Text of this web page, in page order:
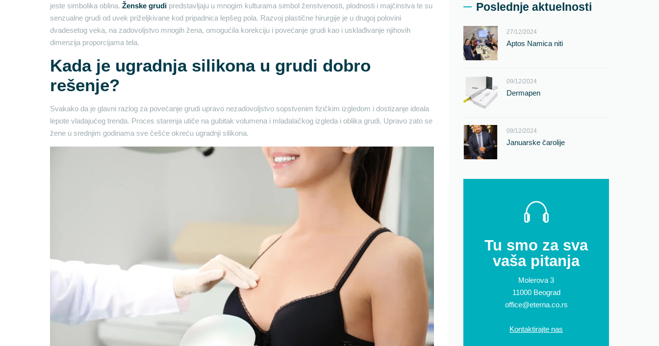
jeste simbolika oblina. Ženske grudi predstavljaju u mnogim kulturama simbol ženstvenosti, plodnosti i majčinstva te su
senzualne grudi od uvek priželjkivane kod pripadnica lepšeg pola. Razvoj plastične hirurgije je u drugoj polovini
dvadesetog veka, na zadovoljstvo mnogih žena, omogućila korekciju i povećanje grudi kao i usklađivanje njihovih
dimenzija proporcijama tela.
Kada je ugradnja silikona u grudi dobro
rešenje?
Svakako da je glavni razlog za povećanje grudi upravo nezadovoljstvo sopstvenim fizičkim izgledom i dostizanje ideala
lepote vladajućeg trenda. Proces starenja utiče na gubitak volumena i mladalačkog izgleda i oblika grudi. Upravo zato se
žene u srednjim godinama sve češće okreću ugradnji silikona.
Poslednje aktuelnosti
27/12/2024
Aptos Namica niti
09/12/2024
Dermapen
09/12/2024
Januarske čarolije
Tu smo za sva
vaša pitanja
Molerova 3
11000 Beograd
office@eterna.co.rs
Kontaktirajte nas